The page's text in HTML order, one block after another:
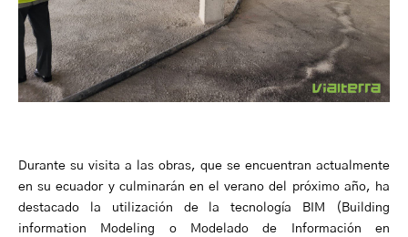
Durante su visita a las obras, que se encuentran actualmente
en su ecuador y culminarán en el verano del próximo año, ha
destacado la utilización de la tecnología BIM (Building
information Modeling o Modelado de Información en